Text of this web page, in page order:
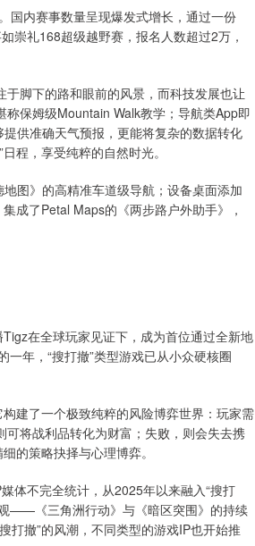
内赛事数量呈现爆发式增长，通过一份
崇礼168超级越野赛，报名人数超过2万，
脚下的路和眼前的风景，而科技发展也让
保姆级Mountain Walk教学；导航类App即
供准确天气预报，更能将复杂的数据转化
程，享受纯粹的自然时光。
图》的高精准车道级导航；设备桌面添加
成了Petal Maps的《两步路户外助手》，
在全球玩家见证下，成为首位通过全新地
一年，“搜打撤”类型游戏已从小众硬核圈
建了一个极致纯粹的风险博弈世界：玩家需
将战利品转化为财富；失败，则会失去携
的策略抉择与心理博弈。
体不完全统计，从2025年以来融入“搜打
——《三角洲行动》与《暗区突围》的持续
打撤”的风潮，不同类型的游戏IP也开始推